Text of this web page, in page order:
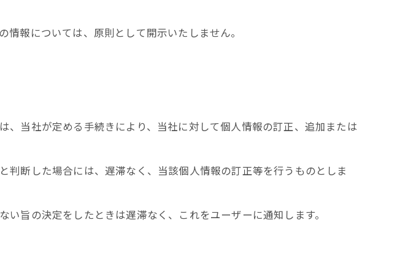
報については、原則として開示いたしません。
当社が定める手続きにより、当社に対して個人情報の訂正、追加または
断した場合には、遅滞なく、当該個人情報の訂正等を行うものとしま
旨の決定をしたときは遅滞なく、これをユーザーに通知します。